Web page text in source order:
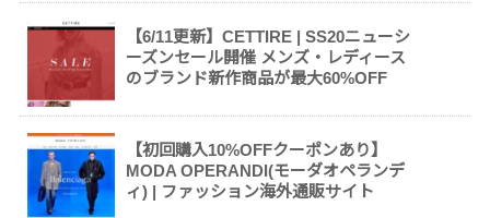
【6/11更新】CETTIRE | SS20ニューシ
ーズンセール開催 メンズ・レディース
のブランド新作商品が最大60%OFF
【初回購入10%OFFクーポンあり】
MODA OPERANDI(モーダオペランデ
ィ) | ファッション海外通販サイト